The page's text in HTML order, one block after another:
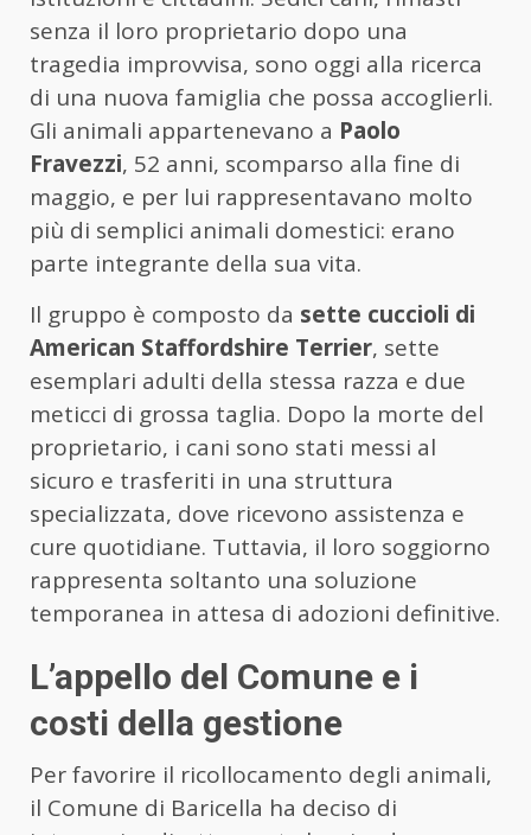
senza il loro proprietario dopo una
tragedia improvvisa, sono oggi alla ricerca
di una nuova famiglia che possa accoglierli.
Gli animali appartenevano a Paolo
Fravezzi, 52 anni, scomparso alla fine di
maggio, e per lui rappresentavano molto
più di semplici animali domestici: erano
parte integrante della sua vita.
Il gruppo è composto da sette cuccioli di
American Staffordshire Terrier, sette
esemplari adulti della stessa razza e due
meticci di grossa taglia. Dopo la morte del
proprietario, i cani sono stati messi al
sicuro e trasferiti in una struttura
specializzata, dove ricevono assistenza e
cure quotidiane. Tuttavia, il loro soggiorno
rappresenta soltanto una soluzione
temporanea in attesa di adozioni definitive.
L’appello del Comune e i
costi della gestione
Per favorire il ricollocamento degli animali,
il Comune di Baricella ha deciso di